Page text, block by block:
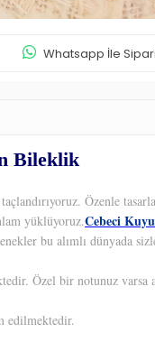
Whatsapp İle
Bileklik
Özenle
yüklüyoruz.Cebeci
bu alımlı dünyada
Özel bir notunuz
edilmektedir.